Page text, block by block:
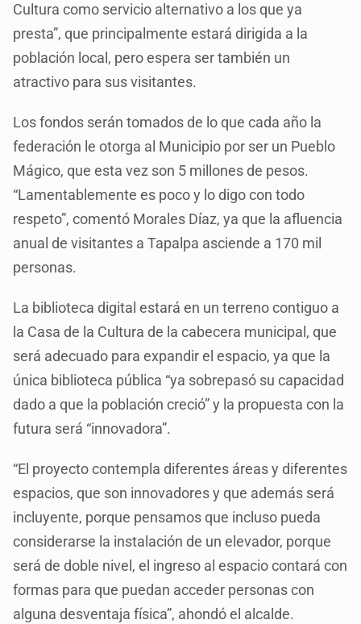
Cultura como servicio alternativo a los que ya
presta”, que principalmente estará dirigida a la
población local, pero espera ser también un
atractivo para sus visitantes.
Los fondos serán tomados de lo que cada año la
federación le otorga al Municipio por ser un Pueblo
Mágico, que esta vez son 5 millones de pesos.
“Lamentablemente es poco y lo digo con todo
respeto”, comentó Morales Díaz, ya que la afluencia
anual de visitantes a Tapalpa asciende a 170 mil
personas.
La biblioteca digital estará en un terreno contiguo a
la Casa de la Cultura de la cabecera municipal, que
será adecuado para expandir el espacio, ya que la
única biblioteca pública “ya sobrepasó su capacidad
dado a que la población creció” y la propuesta con la
futura será “innovadora”.
“El proyecto contempla diferentes áreas y diferentes
espacios, que son innovadores y que además será
incluyente, porque pensamos que incluso pueda
considerarse la instalación de un elevador, porque
será de doble nivel, el ingreso al espacio contará con
formas para que puedan acceder personas con
alguna desventaja física”, ahondó el alcalde.